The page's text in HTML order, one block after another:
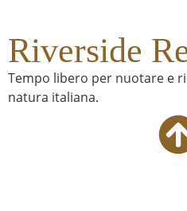
Riverside
Tempo libero per nuotare e
natura italiana.